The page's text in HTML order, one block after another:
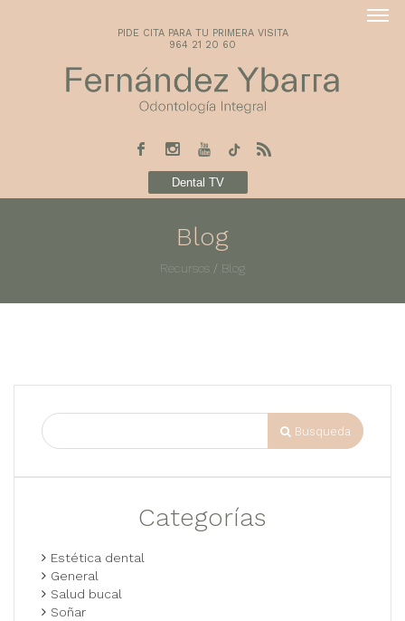
PIDE CITA PARA TU PRIMERA VISITA
964 21 20 60
Dental TV
Blog
Recursos / Blog
Busqueda
Categorías
Estética dental
General
Salud bucal
Soñar